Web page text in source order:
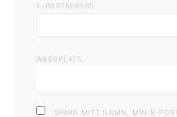
E-POSTADRESS
WEBBPLATS
SPARA MITT NAMN, MIN E-